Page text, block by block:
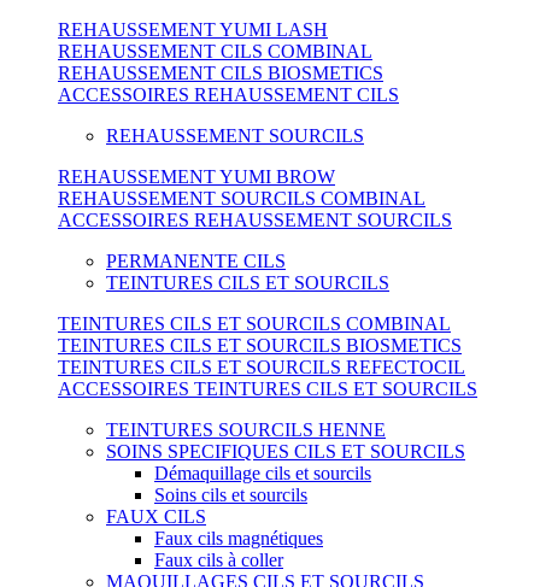
REHAUSSEMENT YUMI LASH
REHAUSSEMENT CILS COMBINAL
REHAUSSEMENT CILS BIOSMETICS
ACCESSOIRES REHAUSSEMENT CILS
REHAUSSEMENT SOURCILS
REHAUSSEMENT YUMI BROW
REHAUSSEMENT SOURCILS COMBINAL
ACCESSOIRES REHAUSSEMENT SOURCILS
PERMANENTE CILS
TEINTURES CILS ET SOURCILS
TEINTURES CILS ET SOURCILS COMBINAL
TEINTURES CILS ET SOURCILS BIOSMETICS
TEINTURES CILS ET SOURCILS REFECTOCIL
ACCESSOIRES TEINTURES CILS ET SOURCILS
TEINTURES SOURCILS HENNE
SOINS SPECIFIQUES CILS ET SOURCILS
Démaquillage cils et sourcils
Soins cils et sourcils
FAUX CILS
Faux cils magnétiques
Faux cils à coller
MAQUILLAGES CILS ET SOURCILS